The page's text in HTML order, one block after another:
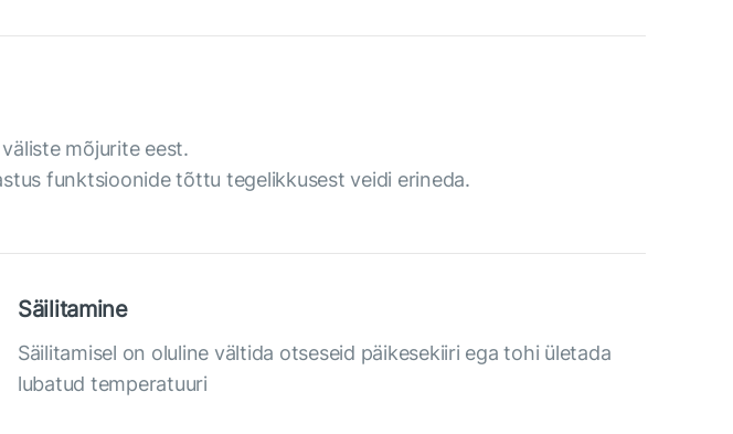
mõjurite eest.
funktsioonide tõttu tegelikkusest veidi erineda.
Säilitamine
Säilitamisel on oluline vältida otseseid päikesekiiri ega tohi ületada
lubatud temperatuuri